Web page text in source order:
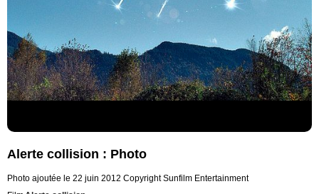
Alerte collision : Photo
Photo ajoutée le 22 juin 2012 Copyright Sunfilm Entertainment